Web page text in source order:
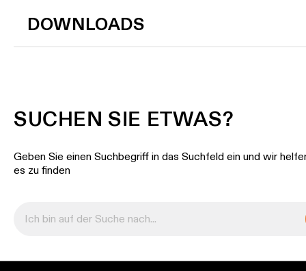
DOWNLOADS
SUCHEN SIE ETWAS?
Geben Sie einen Suchbegriff in das Suchfeld ein und wir
es zu finden